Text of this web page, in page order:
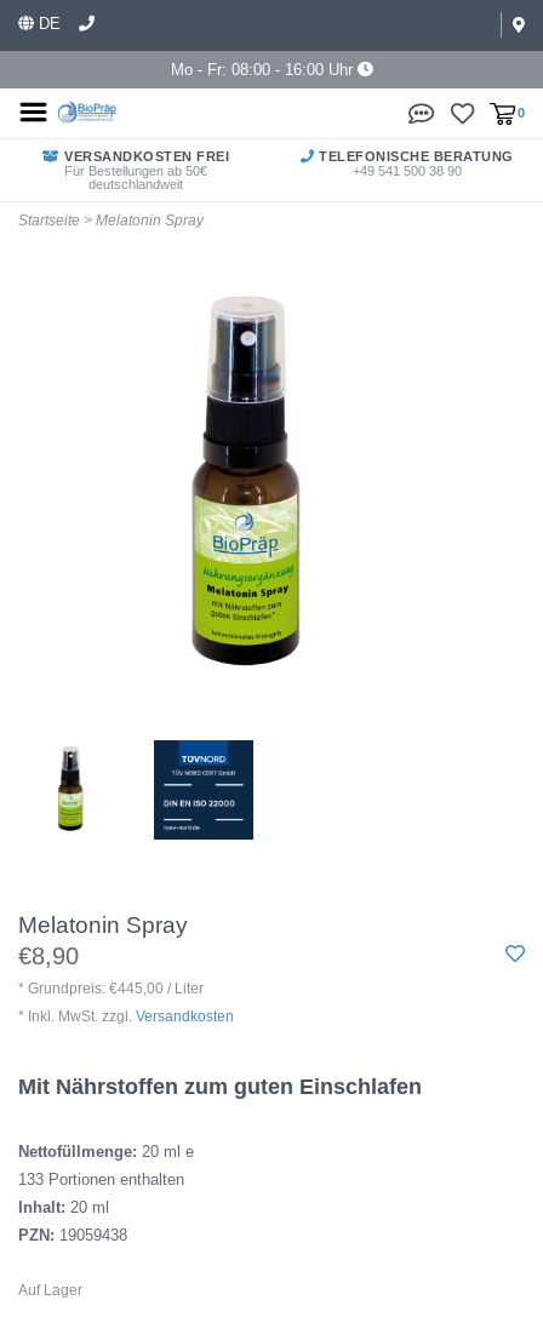
DE
Mo - Fr: 08:00 - 16:00 Uhr
0
VERSANDKOSTEN FREI
Für Bestellungen ab 50€
deutschlandweit
TELEFONISCHE BERATUNG
+49 541 500 38 90
Startseite > Melatonin Spray
Melatonin Spray
€8,90
* Grundpreis: €445,00 / Liter
* Inkl. MwSt. zzgl. Versandkosten
Mit Nährstoffen zum guten Einschlafen
Nettofüllmenge: 20 ml e
133 Portionen enthalten
Inhalt: 20 ml
PZN: 19059438
Auf Lager